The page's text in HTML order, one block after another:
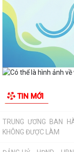
TIN MỚI
TĂNG CƯỜNG
PHÁP LUẬT CHO CÔNG
PHƯỜNG HỒNG AN
16 TỔ DÂN PHỐ –
Đảng bộ phường Hồng
VỚI VIỆC THỰC HIỆN
TRUNG ƯƠNG BAN
KHÔNG ĐƯỢC LÀM
ĐẢNG UỶ - HĐND -